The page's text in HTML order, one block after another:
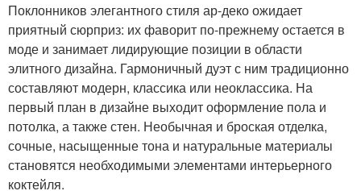
Поклонников элегантного стиля ар-деко ожидает
приятный сюрприз: их фаворит по-прежнему остается в
моде и занимает лидирующие позиции в области
элитного дизайна. Гармоничный дуэт с ним традиционно
составляют модерн, классика или неоклассика. На
первый план в дизайне выходит оформление пола и
потолка, а также стен. Необычная и броская отделка,
сочные, насыщенные тона и натуральные материалы
становятся необходимыми элементами интерьерного
коктейля.